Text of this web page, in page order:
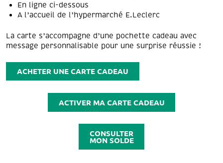
En ligne ci-dessous
A l’accueil de l’hypermarché E.Leclerc
La carte s’accompagne d’une pochette cadeau avec
message personnalisable pour une surprise réussie !
ACHETER UNE CARTE CADEAU
ACTIVER MA CARTE CADEAU
CONSULTER
MON SOLDE